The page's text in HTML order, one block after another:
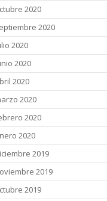
2020
2020
2020
2020
2020
2020
2020
2020
2019
2019
2019